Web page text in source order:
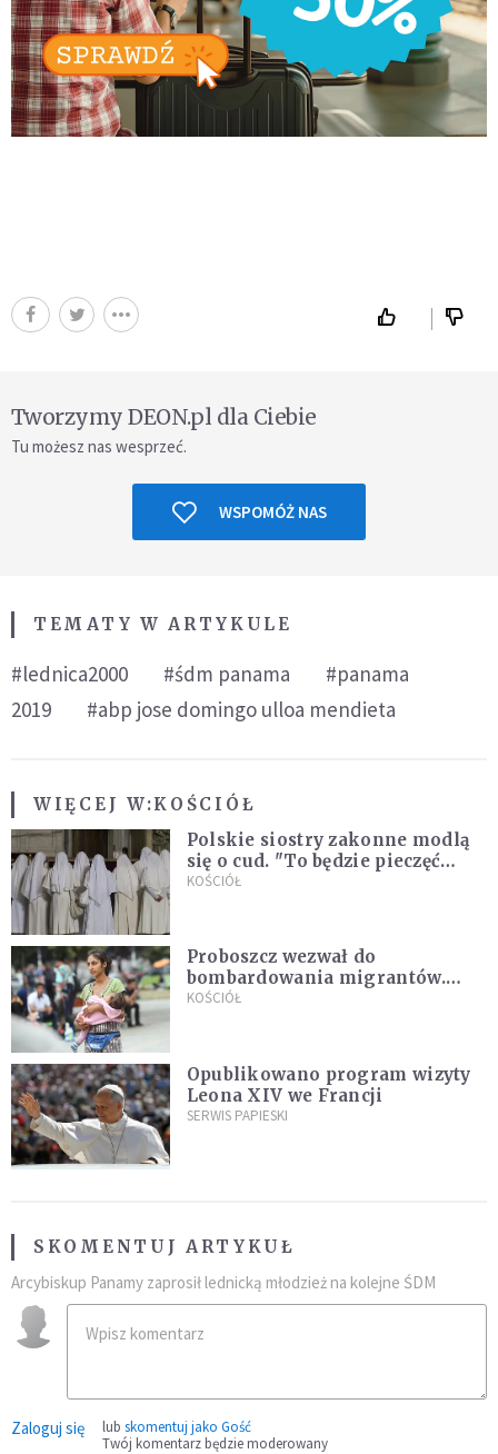
Tworzymy DEON.pl dla Ciebie
Tu możesz nas wesprzeć.
WSPOMÓŻ NAS
TEMATY W ARTYKULE
#lednica2000 #śdm panama
#panama
2019
#abp jose domingo ulloa mendieta
WIĘCEJ W:KOŚCIÓŁ
Polskie siostry zakonne modlą
się o cud. "To będzie pieczęć
Pana Boga dla naszej wiary"
KOŚCIÓŁ
Proboszcz wezwał do
bombardowania migrantów.
"Masowy ogień przeciwko
KOŚCIÓŁ
Opublikowano program wizyty
Leona XIV we Francji
SERWIS PAPIESKI
SKOMENTUJ ARTYKUŁ
Arcybiskup Panamy zaprosił lednicką młodzież na kolejne ŚDM
Zaloguj się lub skomentuj jako Gość
Twój komentarz będzie moderowany